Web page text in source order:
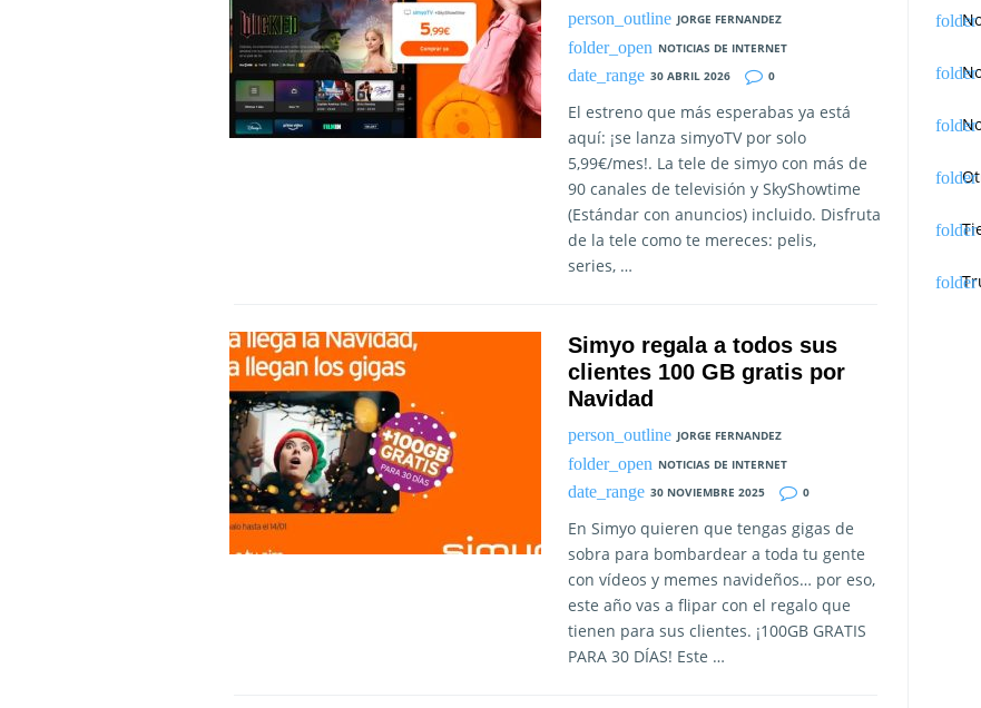
JORGE FERNANDEZ
NOTICIAS DE INTERNET
30 ABRIL 2026
0
El estreno que más esperabas ya está
aquí: ¡se lanza simyoTV por solo
5,99€/mes!. La tele de simyo con más de
90 canales de televisión y SkyShowtime
(Estándar con anuncios) incluido. Disfruta
de la tele como te mereces: pelis,
series, …
Simyo regala a todos sus
clientes 100 GB gratis por
Navidad
JORGE FERNANDEZ
NOTICIAS DE INTERNET
30 NOVIEMBRE 2025
0
En Simyo quieren que tengas gigas de
sobra para bombardear a toda tu gente
con vídeos y memes navideños… por eso,
este año vas a flipar con el regalo que
tienen para sus clientes. ¡100GB GRATIS
PARA 30 DÍAS! Este …